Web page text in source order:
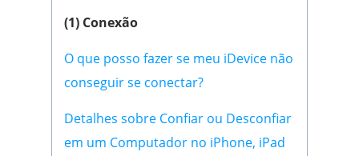
(1) Conexão
O que posso fazer se meu iDevice não
conseguir se conectar?
Detalhes sobre Confiar ou Desconfiar
em um Computador no iPhone, iPad